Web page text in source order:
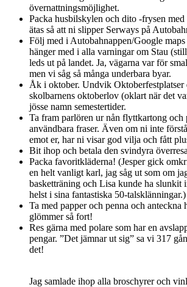
övernattningsmöjlighet.
Packa husbilskylen och dito -frysen med
ätas så att ni slipper Serways på
Följ med i Autobahnappen/Google maps
hänger med i alla varningar om Stau
leds ut på landet. Ja, vägarna var för
men vi såg så många underbara byar.
Åk i oktober. Undvik Oktoberfestplatser
skolbarnens oktoberlov (oklart när det
jösse namn semestertider.
Ta fram parlören ur nån flyttkartong och
användbara fraser. Även om ni inte
emot er, har ni visar god vilja och fått
Bit ihop och betala den svindyra
Packa favoritkläderna! (Jesper gick
en helt vanligt karl, jag såg ut som om
basketträning och Lisa kunde ha slunkit
helst i sina fantastiska 50-talsklänningar.)
Ta med papper och penna och anteckna
glömmer så fort!
Res gärna med polare som har en
pengar. ”Det jämnar ut sig” sa vi 317
det!
Jag samlade ihop alla broschyrer och